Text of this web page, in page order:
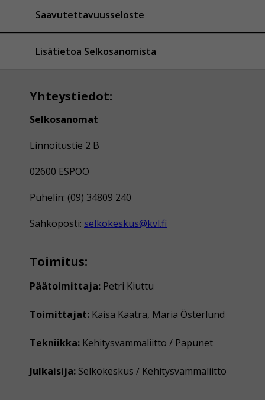
Saavutettavuusseloste
Lisätietoa Selkosanomista
Yhteystiedot:
Selkosanomat
Linnoitustie 2 B
02600 ESPOO
Puhelin: (09) 34809 240
Sähköposti: selkokeskus@kvl.fi
Toimitus:
Päätoimittaja: Petri Kiuttu
Toimittajat: Kaisa Kaatra, Maria Österlund
Tekniikka: Kehitysvammaliitto / Papunet
Julkaisija: Selkokeskus / Kehitysvammaliitto